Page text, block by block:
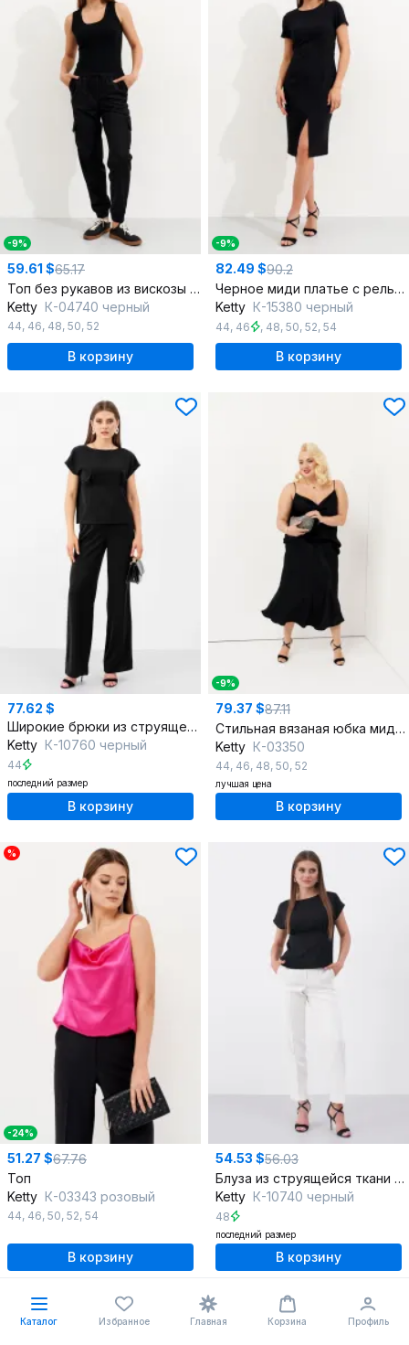
-9%
59.61 $65.17
Топ без рукавов из вискозы и трикотажа универсальный
Ketty К-04740 черный
44, 46, 48, 50, 52
В корзину
-9%
82.49 $90.2
Черное миди платье с рельефами и разрезом
Ketty К-15380 черный
44, 46 , 48, 50, 52, 54
В корзину
77.62 $
Широкие брюки из струящейся ткани на каждый день
Ketty К-10760 черный
44
последний размер
В корзину
-9%
79.37 $87.11
Стильная вязаная юбка миди из вискозы с застежкой сбоку
Ketty К-03350
44, 46, 48, 50, 52
лучшая цена
В корзину
%
-24%
51.27 $67.76
Топ
Ketty К-03343 розовый
44, 46, 50, 52, 54
В корзину
54.53 $56.03
Блуза из струящейся ткани с вытачками по талии
Ketty К-10740 черный
48
последний размер
В корзину
Каталог Избранное Главная Корзина Профиль